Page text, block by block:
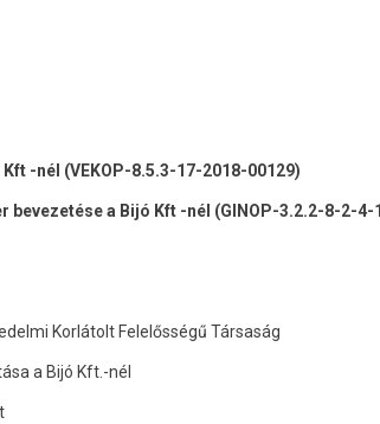
-nél (VEKOP-8.5.3-17-2018-00129)
a Bijó Kft -nél (GINOP-3.2.2-8-2-4-
Korlátolt Felelősségű Társaság
a Bijó Kft.-nél